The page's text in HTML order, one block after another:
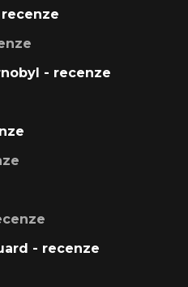
- recenze
- recenze